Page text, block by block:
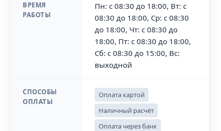
ВРЕМЯ
РАБОТЫ
Пн: с 08:30 до 18:00, Вт: с
08:30 до 18:00, Ср: с 08:30
до 18:00, Чт: с 08:30 до
18:00, Пт: с 08:30 до 18:00,
Сб: с 08:30 до 15:00, Вс:
выходной
СПОСОБЫ
ОПЛАТЫ
Оплата картой
Наличный расчёт
Оплата через банк